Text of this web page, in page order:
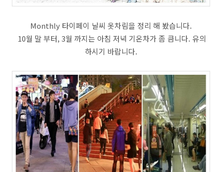
Monthly 타이페이 날씨 옷차림을 정리 해 봤습니다.
10월 말 부터, 3월 까지는 아침 저녁 기온차가 좀 큼니다. 유의
하시기 바랍니다.